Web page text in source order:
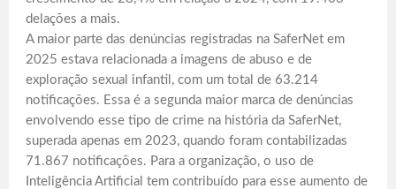
delações a mais.
A maior parte das denúncias registradas na SaferNet em
2025 estava relacionada a imagens de abuso e de
exploração sexual infantil, com um total de 63.214
notificações. Essa é a segunda maior marca de denúncias
envolvendo esse tipo de crime na história da SaferNet,
superada apenas em 2023, quando foram contabilizadas
71.867 notificações. Para a organização, o uso de
Inteligência Artificial tem contribuído para esse aumento de